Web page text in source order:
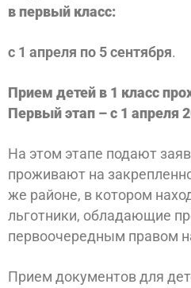
в первый класс:
с 1 апреля по 5 сентября.
Прием детей в 1 класс
Первый этап – с 1 апреля
На этом этапе подают
проживают на
же районе, в котором
льготники, обладающие
первоочередным правом
Прием документов для